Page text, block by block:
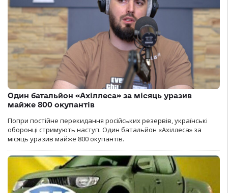
Один батальйон «Ахіллеса» за місяць уразив
майже 800 окупантів
Попри постійне перекидання російських резервів, українські
оборонці стримують наступ. Один батальйон «Ахіллеса» за
місяць уразив майже 800 окупантів.